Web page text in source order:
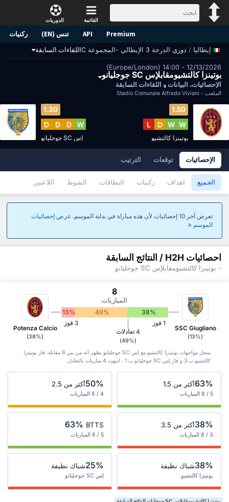
الدوريات القائمة
ركنيات تنس (EN) API Premium
إيطاليا / دوري الدرجة 3 الإيطالي -المجموعة C اللقاءات السابقة
12/13/2026 - 14:00 (Europe/London)
بوتينزا كالتشيومقابلإس SC جوجليانو
الإحصائيات، البيانات و اللقاءات السابقة
الملعب - Stadio Comunale Alfredo Viviani
1.50
W
W
D
L
بوتينزا كالتشيو
1.30
W
D
D
D
إس SC جوجليانو
الإحصائيات توقعات الترتيب
الجميع اهداف ركنيات البطاقات الشوط اللاعبين
تعرض آخر 10 إحصائيات لأن هذه مباراة في بداية الموسم.
عرض إحصائيات
الموسم
احصائيات H2H / النتائج السابقة
- بوتينزا كالتشيومقابلإس SC جوجليانو
Potenza Calcio
(38%)
8
المباريات
38%
49%
13%
3 فوز
4 تعادلات
(49%)
1 فوز
SSC Giugliano
(13%)
سجل مواجهات بوتينزا كالتشيو مع إس SC جوجليانو يظهر أنه من بين 8 ‏مقابلة، فاز بوتينزا
كالتشيو ب 3 و فاز إس SC جوجليانو ب 1 . انتهت 4 مباريات بالتعادل.
63%أكثر من 1.5
5 / 8 المباريات
50%أكثر من 2.5
4 / 8 المباريات
38%أكثر من 3.5
3 / 8 المباريات
63% BTTS
5 / 8 المباريات
38%شباك نظيفة
بوتينزا كالتشيو
25%شباك نظيفة
إس SC جوجليانو